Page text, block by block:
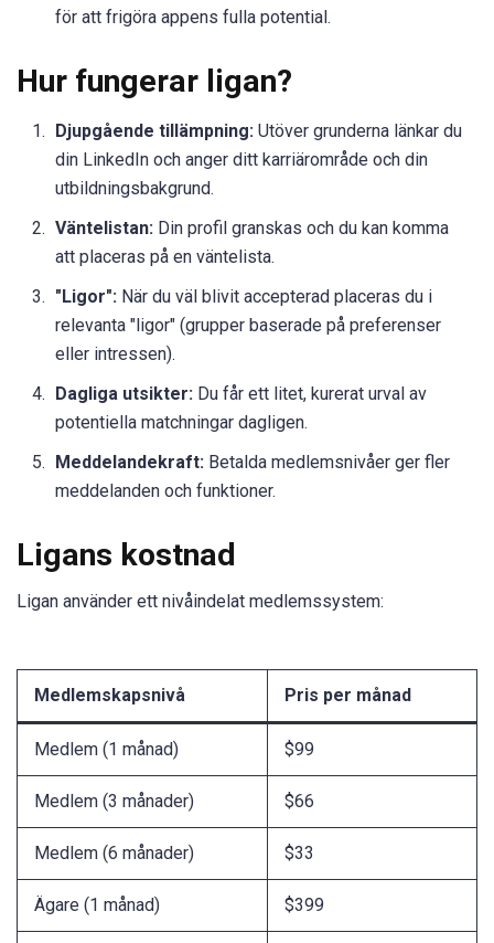
för att frigöra appens fulla potential.
Hur fungerar ligan?
Djupgående tillämpning: Utöver grunderna länkar du
din LinkedIn och anger ditt karriärområde och din
utbildningsbakgrund.
Väntelistan: Din profil granskas och du kan komma
att placeras på en väntelista.
"Ligor": När du väl blivit accepterad placeras du i
relevanta "ligor" (grupper baserade på preferenser
eller intressen).
Dagliga utsikter: Du får ett litet, kurerat urval av
potentiella matchningar dagligen.
Meddelandekraft: Betalda medlemsnivåer ger fler
meddelanden och funktioner.
Ligans kostnad
Ligan använder ett nivåindelat medlemssystem:
Medlemskapsnivå Pris per månad
Medlem (1 månad) $99
Medlem (3 månader) $66
Medlem (6 månader) $33
Ägare (1 månad) $399